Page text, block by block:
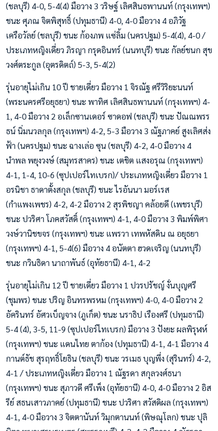
(ชลบุรี) 4-0, 5-4(4) มือวาง 3 วริษฐ์ เลิศสินธพานนท์ (กรุงเทพฯ)
ชนะ ศุภณ จิตพิสุทธิ์ (ปทุมธานี) 4-0, 4-0 มือวาง 4 อภิวัฐ
เครือวัลย์ (ชลบุรี) ชนะ ก้องภพ แซ่ลิ้ม (นครปฐม) 5-4(4), 4-0 /
ประเภทหญิงเดี่ยว ภิรญา กรุดอินทร์ (นนทบุรี) ชนะ กัลย์ชนก สุข
วงศ์ตระกูล (อุตรดิตถ์) 5-3, 5-4(2)
รุ่นอายุไม่เกิน 10 ปี ชายเดี่ยว มือวาง 1 จิรณัฐ ศรีวิริยะนนท์
(พระนครศรีอยุธยา) ชนะ พาทิศ เลิศสินธพานนท์ (กรุงเทพฯ) 4-
1, 4-0 มือวาง 2 อเล็กซานเดอร์ ซาดอฟ (ชลบุรี) ชนะ ปัณณพรร
ธน์ นิ่มนวลกุล (กรุงเทพฯ) 4-2, 5-3 มือวาง 3 ณัฐภาคย์ สูงเลิศส่ง
ฟ้า (นครปฐม) ชนะ ฉางเล่อ ซุน (ชลบุรี) 4-2, 4-0 มือวาง 4
นำพล พยุงวงษ์ (สมุทรสาคร) ชนะ เตชิต แสงอรุณ (กรุงเทพฯ)
4-1, 1-4, 10-6 (ซุปเปอร์ไทเบรก)/ ประเภทหญิงเดี่ยว มือวาง 1
อรนิชา ธาดาตั้งสกุล (ชลบุรี) ชนะ ไรอันนา มอร์เรส
(กำแพงเพชร) 4-2, 4-2 มือวาง 2 สุรพิชญา คล้อยดี (เพชรบุรี)
ชนะ ปวริศา โภคสวัสดิ์ (กรุงเทพฯ) 4-1, 4-0 มือวาง 3 พิมพ์พิศา
วงษ์วานิชขจร (กรุงเทพฯ) ชนะ แพรวา เทพหัสดิน ณ อยุธยา
(กรุงเทพฯ) 4-1, 5-4(6) มือวาง 4 อนัตตา ฮวดเจริญ (นนทบุรี)
ชนะ กวินธิดา นาถาพันธ์ (อุทัยธานี) 4-1, 4-2
รุ่นอายุไม่เกิน 12 ปี ชายเดี่ยว มือวาง 1 ปวรปรัชญ์ งั่นบุญศรี
(ชุมพร) ชนะ ปริญ อินทรพรหม (กรุงเทพฯ) 4-0, 4-0 มือวาง 2
อัครินทร์ อัศวเบ็ญจาง (ภูเก็ต) ชนะ นราธิป เรืองศรี (ปทุมธานี)
5-4 (4), 3-5, 11-9 (ซุปเปอร์ไทเบรก) มือวาง 3 ปังยะ ผลพิรุฬห์
(กรุงเทพฯ) ชนะ แดนไทย ตาก้อง (ปทุมธานี) 4-1, 4-1 มือวาง 4
กานต์ธัช สุรฤทธิ์โยธิน (ชลบุรี) ชนะ วรเมธ บุญพึ่ง (สุรินทร์) 4-2,
4-1 / ประเภทหญิงเดี่ยว มือวาง 1 ณัฐรดา สกุลวงศ์ธนา
(กรุงเทพฯ) ชนะ สุภาวดี ศรีเพ็ง (อุทัยธานี) 4-0, 4-0 มือวาง 2 อิส
รีย์ สธนเสาวภาคย์ (ปทุมธานี) ชนะ ปวริศา สวัสดิผล (กรุงเทพฯ)
4-1, 4-0 มือวาง 3 จิตตานันท์ วิมุกตานนท์ (พิษณุโลก) ชนะ ปุลิ